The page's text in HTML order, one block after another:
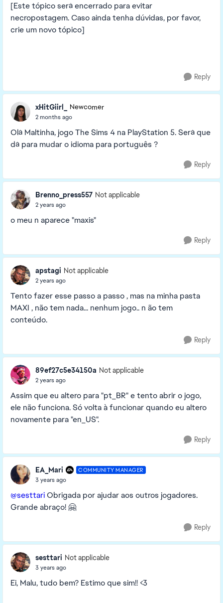
[Este tópico será encerrado para evitar
necropostagem. Caso ainda tenha dúvidas, por favor,
crie um novo tópico]
Reply
xHitGiirl_ Newcomer
2 months ago
Olá Maltinha, jogo The Sims 4 na PlayStation 5. Será que
dá para mudar o idioma para português ?
Reply
Brenno_press557 Not applicable
2 years ago
o meu n aparece "maxis"
Reply
apstagi Not applicable
2 years ago
Tento fazer esse passo a passo , mas na minha pasta
MAXI , não tem nada... nenhum jogo.. n ão tem
conteúdo.
Reply
89ef27c5e34150a Not applicable
2 years ago
Assim que eu altero para "pt_BR" e tento abrir o jogo,
ele não funciona. Só volta à funcionar quando eu altero
novamente para "en_US".
Reply
EA_Mari COMMUNITY MANAGER
3 years ago
@sesttariObrigada por ajudar aos outros jogadores.
Grande abraço! 🤗
Reply
sesttari Not applicable
3 years ago
Ei, Malu, tudo bem? Estimo que sim!! <3